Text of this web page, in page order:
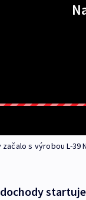
s výrobou L-39